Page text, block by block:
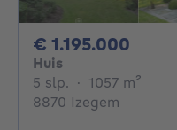
€ 1.195.000
Huis
5 slp. 5 slaapkamers
· 1057 m²
8870 Izegem